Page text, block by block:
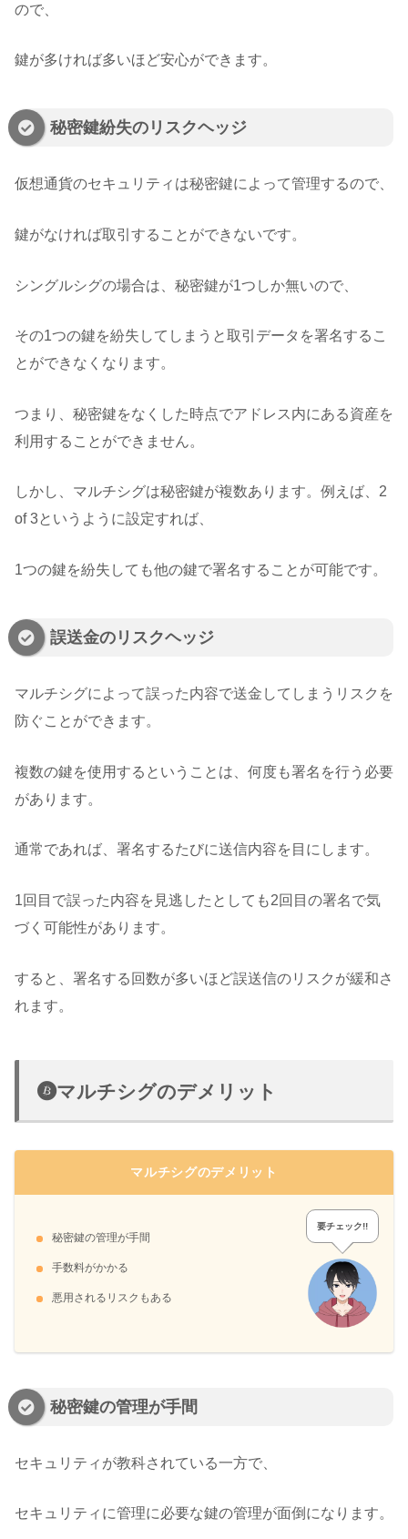
ので、
鍵が多ければ多いほど安心ができます。
秘密鍵紛失のリスクヘッジ
仮想通貨のセキュリティは秘密鍵によって管理するので、
鍵がなければ取引することができないです。
シングルシグの場合は、秘密鍵が1つしか無いので、
その1つの鍵を紛失してしまうと取引データを署名するこ
とができなくなります。
つまり、秘密鍵をなくした時点でアドレス内にある資産を
利用することができません。
しかし、マルチシグは秘密鍵が複数あります。例えば、2
of 3というように設定すれば、
1つの鍵を紛失しても他の鍵で署名することが可能です。
誤送金のリスクヘッジ
マルチシグによって誤った内容で送金してしまうリスクを
防ぐことができます。
複数の鍵を使用するということは、何度も署名を行う必要
があります。
通常であれば、署名するたびに送信内容を目にします。
1回目で誤った内容を見逃したとしても2回目の署名で気
づく可能性があります。
すると、署名する回数が多いほど誤送信のリスクが緩和さ
れます。
マルチシグのデメリット
マルチシグのデメリット
秘密鍵の管理が手間
手数料がかかる
悪用されるリスクもある
要チェック!!
秘密鍵の管理が手間
セキュリティが教科されている一方で、
セキュリティに管理に必要な鍵の管理が面倒になります。